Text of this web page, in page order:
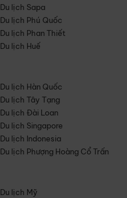
Du lịch Sapa
Du lịch Phú Quốc
Du lịch Phan Thiết
Du lịch Huế
Du lịch Hàn Quốc
Du lịch Tây Tạng
Du lịch Đài Loan
Du lịch Singapore
Du lịch Indonesia
Du lịch Phượng Hoàng Cổ Trấn
Du lịch Mỹ